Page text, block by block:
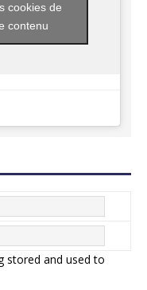
cookies de
contenu
stored and used to